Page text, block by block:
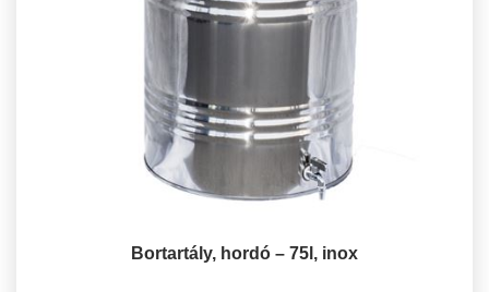
Bortartály, hordó – 75l, inox